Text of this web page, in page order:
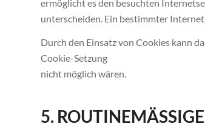
ermöglicht es den besuchten
unterscheiden. Ein bestimmter
Durch den Einsatz von Cookies kann
Cookie-Setzung
nicht möglich wären.
5.